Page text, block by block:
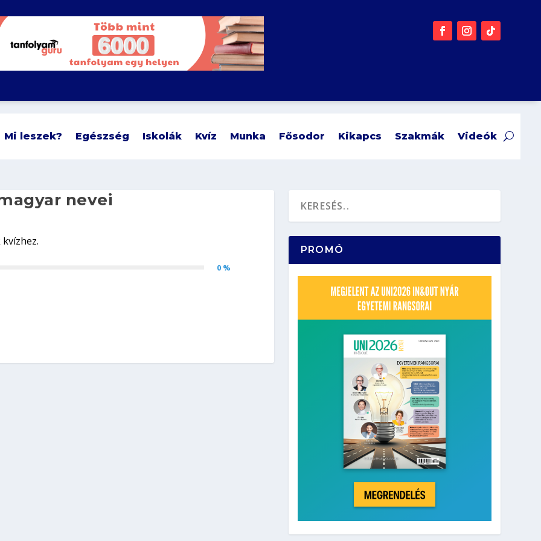
Mi leszek? Egészség Iskolák Kvíz Munka Fősodor Kikapcs Szakmák Videók
nevei
0 %
PROMÓ